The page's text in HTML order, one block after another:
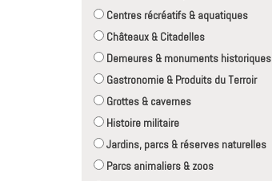
Centres récréatifs & aquatiques
Châteaux & Citadelles
Demeures & monuments historiques
Gastronomie & Produits du Terroir
Grottes & cavernes
Histoire militaire
Jardins, parcs & réserves naturelles
Parcs animaliers & zoos